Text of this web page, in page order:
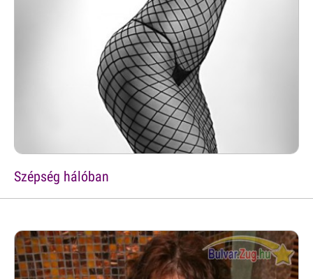
Szépség hálóban